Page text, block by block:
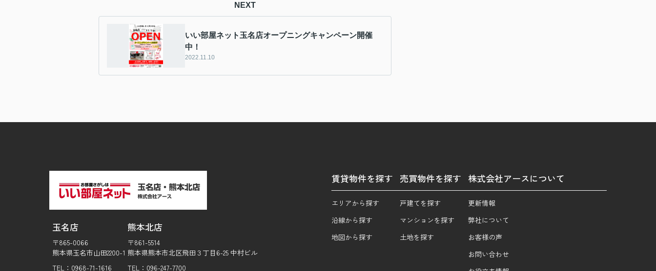
NEXT
いい部屋ネット玉名店オープニングキャンペーン開催
中！
2022.11.10
玉名店
〒865-0066
熊本県玉名市山田2200-1
TEL：0968-71-1616
熊本北店
〒861-5514
熊本県熊本市北区飛田３丁目6-25 中村ビル
TEL：096-247-7700
賃貸物件を探す
エリアから探す
沿線から探す
地図から探す
売買物件を探す
戸建てを探す
マンションを探す
土地を探す
株式会社アースについて
更新情報
弊社について
お客様の声
お問い合わせ